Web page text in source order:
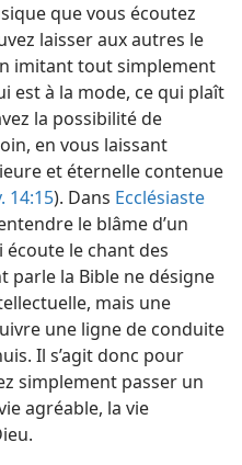
que vous écoutez
laisser aux autres le
imitant tout simplement
est à la mode, ce qui plaît
la possibilité de
en vous laissant
et éternelle contenue
14:15). Dans Ecclésiaste
le blâme d’un
écoute le chant des
parle la Bible ne désigne
mais une
une ligne de conduite
Il s’agit donc pour
simplement passer un
agréable, la vie